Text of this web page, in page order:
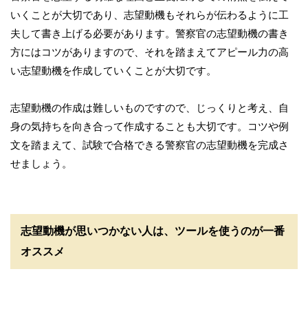
いくことが大切であり、志望動機もそれらが伝わるように工
夫して書き上げる必要があります。警察官の志望動機の書き
方にはコツがありますので、それを踏まえてアピール力の高
い志望動機を作成していくことが大切です。
志望動機の作成は難しいものですので、じっくりと考え、自
身の気持ちを向き合って作成することも大切です。コツや例
文を踏まえて、試験で合格できる警察官の志望動機を完成さ
せましょう。
志望動機が思いつかない人は、ツールを使うのが一番
オススメ